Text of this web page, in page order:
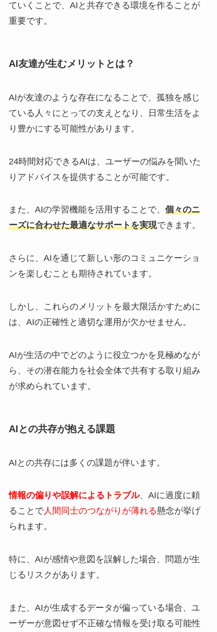
ていくことで、AIと共存できる環境を作ることが
重要です。
AI友達が生むメリットとは？
AIが友達のような存在になることで、孤独を感じ
ている人々にとっての支えとなり、日常生活をよ
り豊かにする可能性があります。
24時間対応できるAIは、ユーザーの悩みを聞いた
りアドバイスを提供することが可能です。
また、AIの学習機能を活用することで、 個々のニ
ーズに合わせた最適なサポートを実現できます。
さらに、AIを通じて新しい形のコミュニケーショ
ンを楽しむことも期待されています。
しかし、これらのメリットを最大限活かすために
は、AIの正確性と適切な運用が欠かせません。
AIが生活の中でどのように役立つかを見極めなが
ら、その潜在能力を社会全体で共有する取り組み
が求められています。
AIとの共存が抱える課題
AIとの共存には多くの課題が伴います。
情報の偏りや誤解によるトラブル、AIに過度に頼
ることで人間同士のつながりが薄れる懸念が挙げ
られます。
特に、AIが感情や意図を誤解した場合、問題が生
じるリスクがあります。
また、AIが生成するデータが偏っている場合、ユ
ーザーが意図せず不正確な情報を受け取る可能性